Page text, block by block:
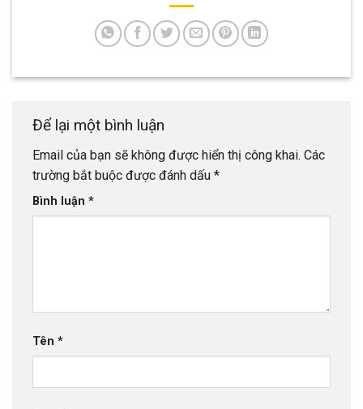
Để lại một bình luận
Email của bạn sẽ không được hiển thị công khai. Các
trường bắt buộc được đánh dấu *
Bình luận *
Tên *